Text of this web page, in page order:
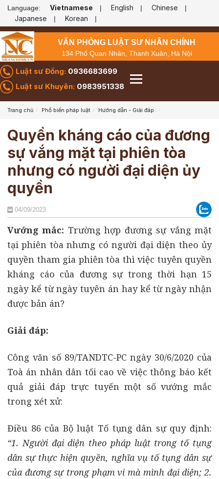
Language: Vietnamese | English | Chinese |
Japanese | Korean |
VĂN PHÒNG LUẬT SƯ NHÂN CHÍNH
134 Phố Quan Nhân, Thanh Xuân, Hà Nội
Luật sư Đồng: 0936683699
Luật sư Khuyên: 0983951338
Trang chủ Phổ biến pháp luật Hướng dẫn - Giải đáp
Quyền kháng cáo của đương
sự vắng mặt tại phiên tòa
nhưng có người đại diện ủy
quyền
04/09/2023
Vướng mắc: Trường hợp đương sự vắng mặt
tại phiên tòa nhưng có người đại diện theo ủy
quyền tham gia phiên tòa thì việc tuyên quyền
kháng cáo của đương sự trong thời hạn 15
ngày kể từ ngày tuyên án hay kể từ ngày nhận
được bản án?
Giải đáp:
Công văn số 89/TANDTC-PC ngày 30/6/2020 của
Toà án nhân dân tối cao về việc thông báo kết
quả giải đáp trực tuyến một số vướng mắc
trong xét xử:
Điều 86 của Bộ luật Tố tụng dân sự quy định:
“1. Người đại diện theo pháp luật trong tố tụng
dân sự thực hiện quyền, nghĩa vụ tố tụng dân sự
của đương sự trong phạm vi mà mình đại diện; 2.